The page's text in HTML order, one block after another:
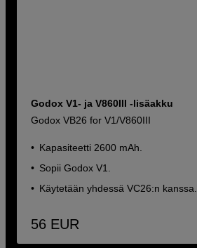
Godox V1- ja V860III -lisäakku
Godox VB26 for V1/V860III
Kapasiteetti 2600 mAh.
Sopii Godox V1.
Käytetään yhdessä VC26:n kanssa.
56 EUR